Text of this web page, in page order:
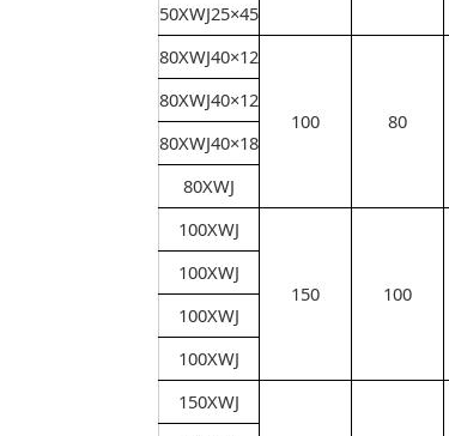
50XWJ25×45
80XWJ40×12
100 80
80XWJ40×12
80XWJ40×18
80XWJ
100XWJ
150 100
100XWJ
100XWJ
100XWJ
150XWJ